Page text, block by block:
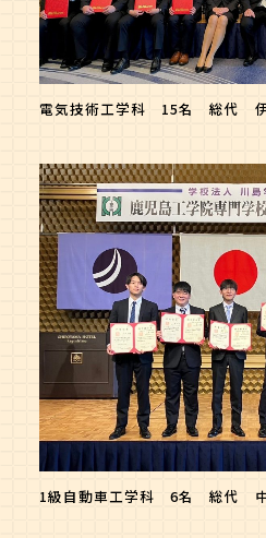
電気技術工学科 15名 総代 伊
1級自動車工学科 6名 総代 中